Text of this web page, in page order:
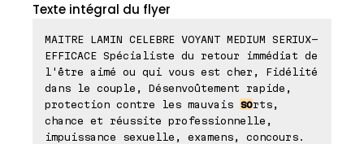
Texte intégral du flyer
MAITRE LAMIN CELEBRE VOYANT MEDIUM SERIUX-
EFFICACE Spécialiste du retour immédiat de
l'être aimé ou qui vous est cher, Fidélité
dans le couple, Désenvoûtement rapide,
protection contre les mauvais sorts,
chance et réussite professionnelle,
impuissance sexuelle, examens, concours.